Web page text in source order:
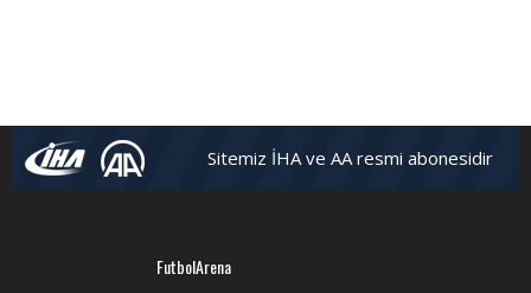
Sitemiz İHA ve AA resmi abonesidir
FutbolArena